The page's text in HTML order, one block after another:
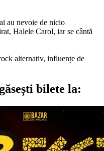
au nevoie de nicio
Halele Carol, iar se cântă
alternativ, influențe de
bilete la: